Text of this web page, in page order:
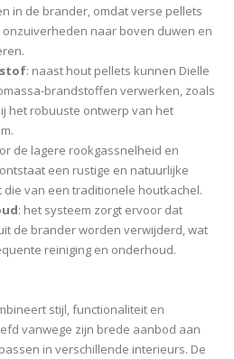
in de brander, omdat verse pellets
naar boven duwen en
: naast hout pellets kunnen Dielle
brandstoffen verwerken, zoals
het robuuste ontwerp van het
de lagere rookgassnelheid en
een rustige en natuurlijke
die van een traditionele houtkachel.
: het systeem zorgt ervoor dat
de brander worden verwijderd, wat
reiniging en onderhoud.
stijl, functionaliteit en
vanwege zijn brede aanbod aan
in verschillende interieurs. De